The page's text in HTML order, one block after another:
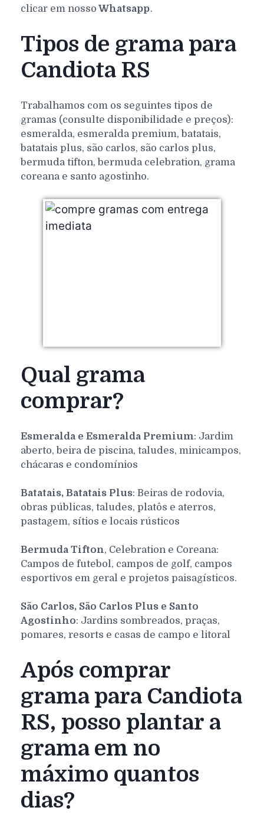
clicar em nosso Whatsapp.
Tipos de grama para
Candiota RS
Trabalhamos com os seguintes tipos de
gramas (consulte disponibilidade e preços):
esmeralda, esmeralda premium, batatais,
batatais plus, são carlos, são carlos plus,
bermuda tifton, bermuda celebration, grama
coreana e santo agostinho.
Qual grama
comprar?
Esmeralda e Esmeralda Premium: Jardim
aberto, beira de piscina, taludes, minicampos,
chácaras e condomínios
Batatais, Batatais Plus: Beiras de rodovia,
obras públicas, taludes, platôs e aterros,
pastagem, sítios e locais rústicos
Bermuda Tifton, Celebration e Coreana:
Campos de futebol, campos de golf, campos
esportivos em geral e projetos paisagísticos.
São Carlos, São Carlos Plus e Santo
Agostinho: Jardins sombreados, praças,
pomares, resorts e casas de campo e litoral
Após comprar
grama para Candiota
RS, posso plantar a
grama em no
máximo quantos
dias?